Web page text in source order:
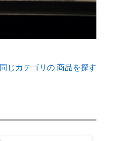
同じカテゴリの 商品を探す